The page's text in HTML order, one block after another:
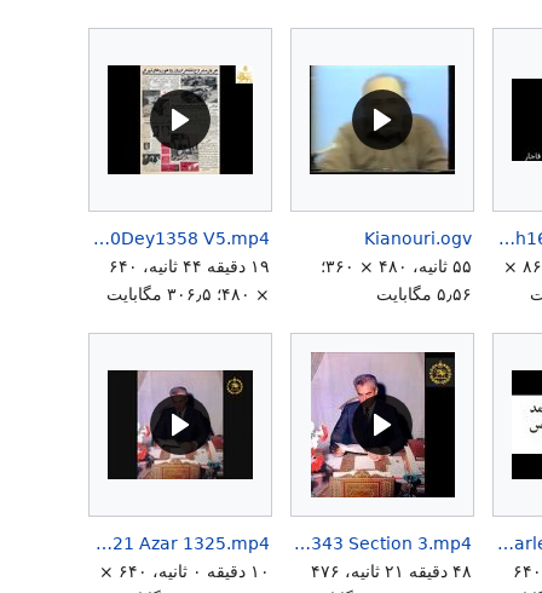
JudgmentMossadegh16Azar1332.mp4
۴ دقیقه ۱۲ ثانیه، ۸۶۴ ×
Kianouri.ogv
۵۵ ثانیه، ۴۸۰ × ۳۶۰؛
۵٫۵۶ مگابایت
LarryMcDonaldHowCarterBetrayedShahanshah10Dey1358 V5.mp4
۱۹ دقیقه ۴۴ ثانیه، ۶۴۰
× ۴۸۰؛ ۳۰۶٫۵ مگابایت
Mashruteh Shahanshahi Parlemani Iran.mp4
۱۳ دقیقه ۳۹ ثانیه، ۶۴۰
Mohammad Reza Shah Pahlavi 6 Bahmann 1343 Section 3.mp4
۴۸ دقیقه ۲۱ ثانیه، ۴۷۶
Mohammad Reza Shah Pahlavi Aryamehr Nejat Azarbaijan 21 Azar 1325.mp4
۱۰ دقیقه ۰ ثانیه، ۶۴۰ ×